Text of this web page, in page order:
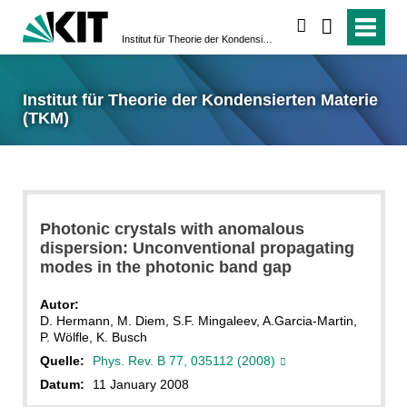
Institut für Theorie der Kondensierten Materie
(TKM)
Photonic crystals with anomalous
dispersion: Unconventional propagating
modes in the photonic band gap
Autor:
D. Hermann, M. Diem, S.F. Mingaleev, A.Garcia-Martin,
P. Wölfle, K. Busch
Quelle:
Phys. Rev. B 77, 035112 (2008)
Datum:
11 January 2008